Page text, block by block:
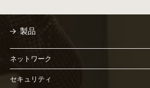
製品
ネットワーク
セキュリティ